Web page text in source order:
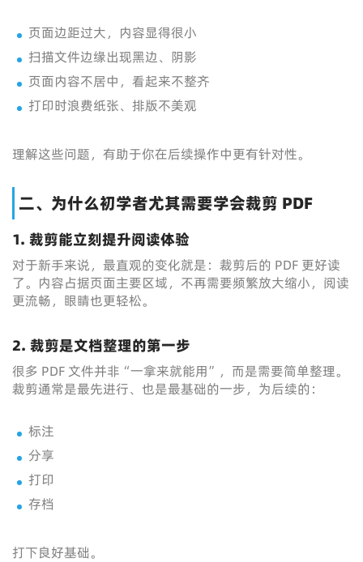
页面边距过大，内容显得很小
扫描文件边缘出现黑边、阴影
页面内容不居中，看起来不整齐
打印时浪费纸张、排版不美观
理解这些问题，有助于你在后续操作中更有针对性。
二、为什么初学者尤其需要学会裁剪 PDF
1. 裁剪能立刻提升阅读体验
对于新手来说，最直观的变化就是：裁剪后的 PDF 更好读
了。内容占据页面主要区域，不再需要频繁放大缩小，阅读
更流畅，眼睛也更轻松。
2. 裁剪是文档整理的第一步
很多 PDF 文件并非“一拿来就能用”，而是需要简单整理。
裁剪通常是最先进行、也是最基础的一步，为后续的：
标注
分享
打印
存档
打下良好基础。